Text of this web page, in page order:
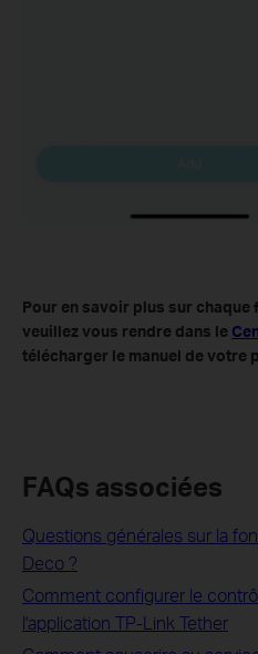
Pour en savoir plus sur
veuillez vous rendre dans le
télécharger le manuel de votre
FAQs associées
Questions générales sur la
Deco ?
Comment configurer le
l'application TP-Link Tether